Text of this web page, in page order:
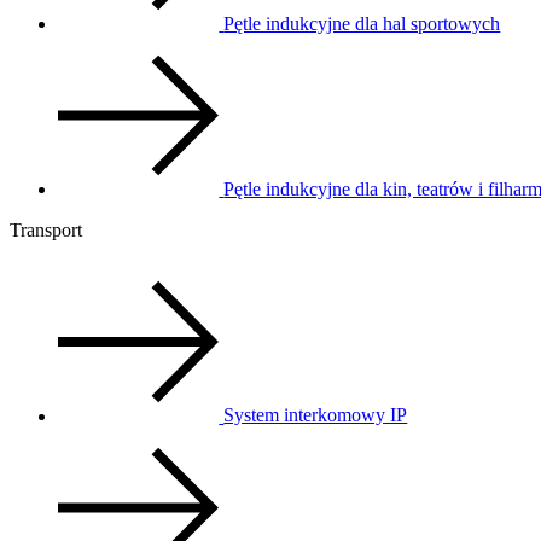
Pętle indukcyjne dla hal sportowych
Pętle indukcyjne dla kin, teatrów i
Transport
System interkomowy IP